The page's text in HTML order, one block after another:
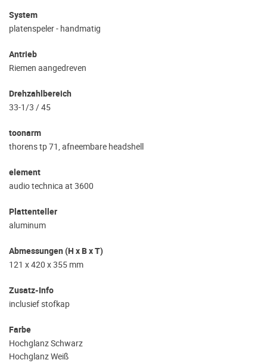
System
platenspeler - handmatig
Antrieb
Riemen aangedreven
Drehzahlbereich
33-1/3 / 45
toonarm
thorens tp 71, afneembare headshell
element
audio technica at 3600
Plattenteller
aluminum
Abmessungen (H x B x T)
121 x 420 x 355 mm
Zusatz-Info
inclusief stofkap
Farbe
Hochglanz Schwarz
Hochglanz Weiß